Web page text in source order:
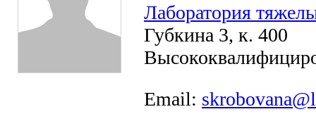
Лаборатория
Губкина 3, к. 400
Email: